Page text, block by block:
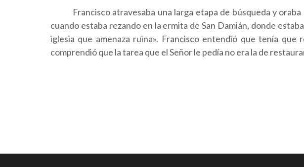
Francisco atravesaba una larga etapa de búsqueda y oraba
cuando estaba rezando en la ermita de San Damián, donde
iglesia que amenaza ruina». Francisco entendió que tenía
comprendió que la tarea que el Señor le pedía no era la de